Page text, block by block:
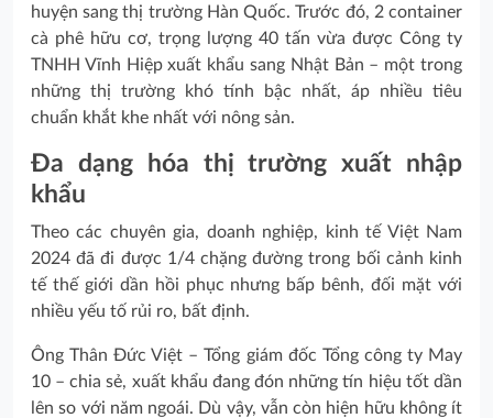
huyện sang thị trường Hàn Quốc. Trước đó, 2 container
cà phê hữu cơ, trọng lượng 40 tấn vừa được Công ty
TNHH Vĩnh Hiệp xuất khẩu sang Nhật Bản – một trong
những thị trường khó tính bậc nhất, áp nhiều tiêu
chuẩn khắt khe nhất với nông sản.
Đa dạng hóa thị trường xuất nhập
khẩu
Theo các chuyên gia, doanh nghiệp, kinh tế Việt Nam
2024 đã đi được 1/4 chặng đường trong bối cảnh kinh
tế thế giới dần hồi phục nhưng bấp bênh, đối mặt với
nhiều yếu tố rủi ro, bất định.
Ông Thân Đức Việt – Tổng giám đốc Tổng công ty May
10 – chia sẻ, xuất khẩu đang đón những tín hiệu tốt dần
lên so với năm ngoái. Dù vậy, vẫn còn hiện hữu không ít